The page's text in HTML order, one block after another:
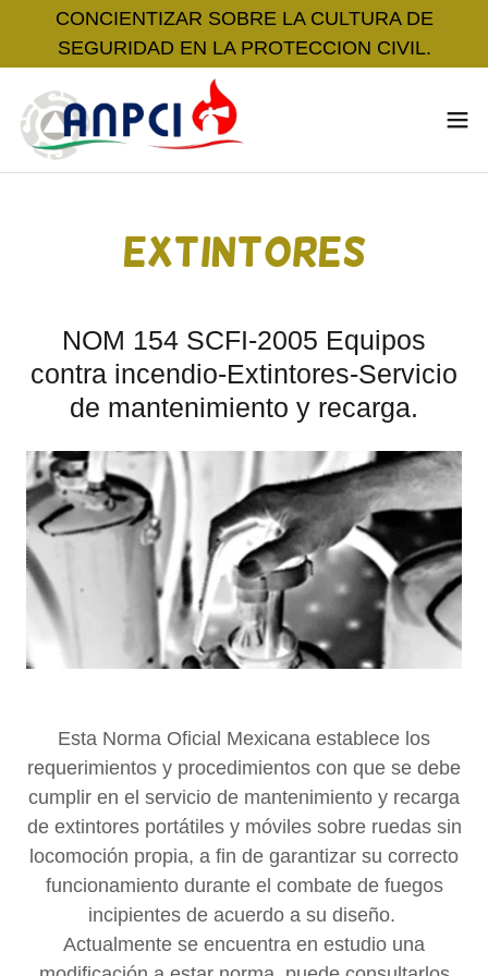
CONCIENTIZAR SOBRE LA CULTURA DE
SEGURIDAD EN LA PROTECCION CIVIL.
EXTINTORES
NOM 154 SCFI-2005 Equipos
contra incendio-Extintores-Servicio
de mantenimiento y recarga.
Esta Norma Oficial Mexicana establece los
requerimientos y procedimientos con que se debe
cumplir en el servicio de mantenimiento y recarga
de extintores portátiles y móviles sobre ruedas sin
locomoción propia, a fin de garantizar su correcto
funcionamiento durante el combate de fuegos
incipientes de acuerdo a su diseño.
Actualmente se encuentra en estudio una